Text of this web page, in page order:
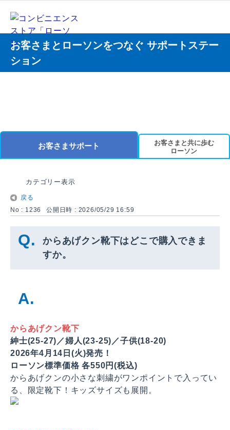
お客さまとローソンをつなぐ サポートステー
ション
お客さまサポート
お客さまと共に歩む
ローソン
カテゴリー表示
戻る
No : 1236
公開日時 : 2026/05/29 16:59
からあげクン靴下はどこで購入できま
すか。
からあげクン靴下
紳士(25-27)／婦人(23-25)／子供(18-20)​
2026年4月14日(火)発売！
ローソン標準価格 各550円(税込)
からあげクンの小さな刺繍がワンポイントで入ってい
る、限定靴下！キッズサイズも展開。